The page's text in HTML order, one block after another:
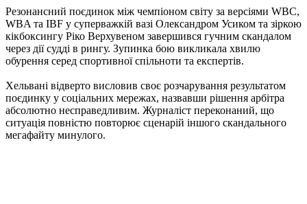
Резонансний поєдинок між чемпіоном світу за версіями WBC,
WBA та IBF у суперважкій вазі Олександром Усиком та зіркою
кікбоксингу Ріко Верхувеном завершився гучним скандалом
через дії судді в рингу. Зупинка бою викликала хвилю
обурення серед спортивної спільноти та експертів.
Хельвані відверто висловив своє розчарування результатом
поєдинку у соціальних мережах, назвавши рішення арбітра
абсолютно несправедливим. Журналіст переконаний, що
ситуація повністю повторює сценарій іншого скандального
мегафайту минулого.